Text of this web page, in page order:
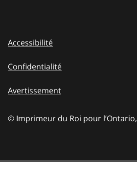
Accessibilité
Confidentialité
Avertissement
© Imprimeur du Roi pour l’Ontario,